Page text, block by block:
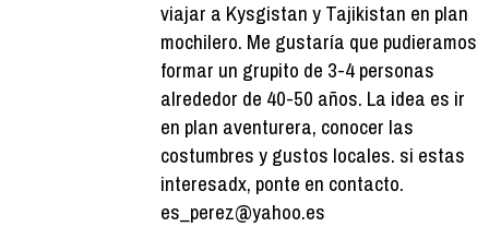
viajar a Kysgistan y Tajikistan en plan
mochilero. Me gustaría que pudieramos
formar un grupito de 3-4 personas
alrededor de 40-50 años. La idea es ir
en plan aventurera, conocer las
costumbres y gustos locales. si estas
interesadx, ponte en contacto.
es_perez@yahoo.es